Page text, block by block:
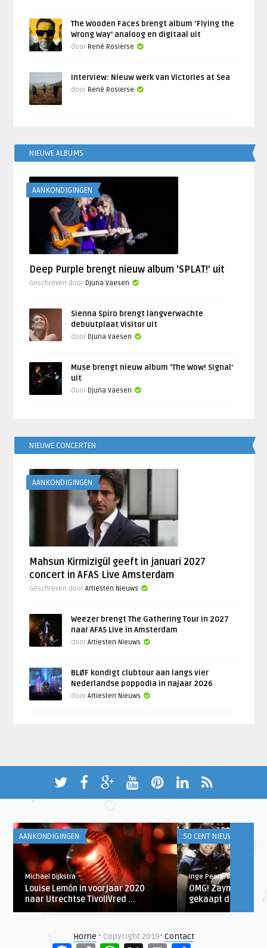
The Wooden Faces brengt album ‘Flying the
Wrong Way’ analoog en digitaal uit
door René Rosierse
Interview: Nieuw werk van Victories at Sea
door René Rosierse
NIEUWE ALBUMS
AANKONDIGINGEN
Deep Purple brengt nieuw album ‘SPLAT!’ uit
Geschreven door Djuna Vaesen
Sienna Spiro brengt langverwachte
debuutplaat Visitor uit
door Djuna Vaesen
Muse brengt nieuw album ‘The Wow! Signal’
uit
door Djuna Vaesen
NIEUWE CONCERTEN
AANKONDIGINGEN
Mahsun Kirmizigül geeft in januari 2027
concert in AFAS Live Amsterdam
Geschreven doorArtiesten Nieuws
Weezer brengt The Gathering Tour in 2027
naar AFAS Live in Amsterdam
doorArtiesten Nieuws
BLØF kondigt clubtour aan langs vier
Nederlandse poppodia in najaar 2026
doorArtiesten Nieuws
AANKONDIGINGEN
Michael Dijkstra
Louise Lemón in voorjaar 2020
naar Utrechtse TivoliVred ...
50 CENT NIEUWS
Inge Peeters
OMG! Zayn Malik
gekaapt door
Home • Copyright 2019• Contact